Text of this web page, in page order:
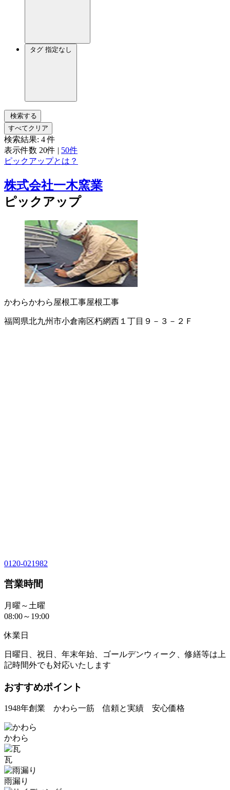
タグ 指定なし
検索する
すべてクリア
検索結果: 4 件
表示件数 20件 | 50件
ピックアップとは？
株式会社一木窯業
ピックアップ
かわらかわら屋根工事屋根工事
福岡県北九州市小倉南区朽網西１丁目９－３－２Ｆ
0120-021982
営業時間
月曜～土曜
08:00～19:00
休業日
日曜日、祝日、年末年始、ゴールデンウィーク、修繕等は上
記時間外でも対応いたします
おすすめポイント
1948年創業 かわら一筋 信頼と実績 安心価格
かわら
瓦
雨漏り